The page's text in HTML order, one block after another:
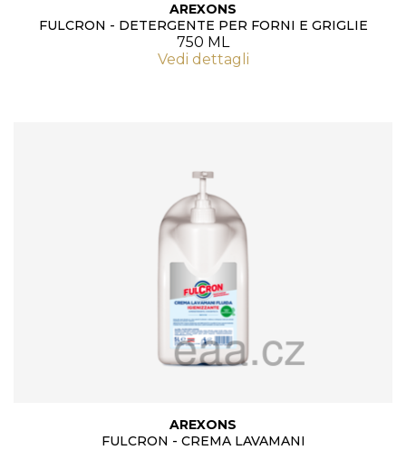
AREXONS
FULCRON - DETERGENTE PER FORNI E GRIGLIE
750 ML
Vedi dettagli
AREXONS
FULCRON - CREMA LAVAMANI